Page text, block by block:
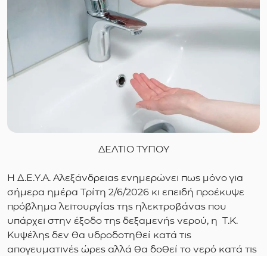
ΔΕΛΤΙΟ ΤΥΠΟΥ
Η Δ.Ε.Υ.Α. Αλεξάνδρειας ενημερώνει πως μόνο για
σήμερα ημέρα Τρίτη 2/6/2026 κι επειδή προέκυψε
πρόβλημα λειτουργίας της ηλεκτροβάνας που
υπάρχει στην έξοδο της δεξαμενής νερού, η Τ.Κ.
Κυψέλης δεν θα υδροδοτηθεί κατά τις
απογευματινές ώρες αλλά θα δοθεί το νερό κατά τις